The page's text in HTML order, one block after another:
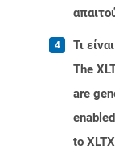
Τι
The
are
to